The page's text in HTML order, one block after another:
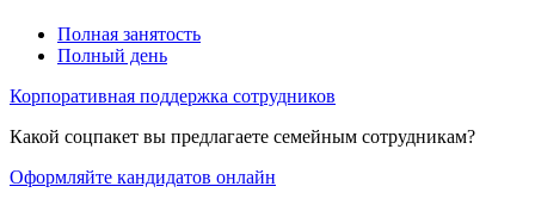
Полная занятость
Полный день
Корпоративная поддержка сотрудников
Какой соцпакет вы предлагаете семейным сотрудникам?
Оформляйте кандидатов онлайн